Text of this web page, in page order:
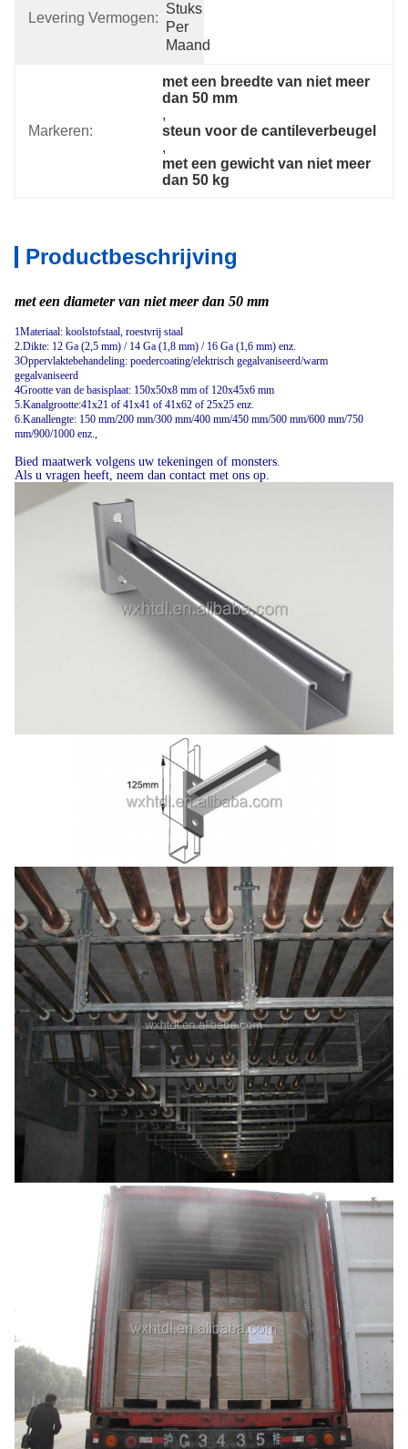
Levering Vermogen:
Stuks
Per
Maand
Markeren:
met een breedte van niet meer
dan 50 mm
,
steun voor de cantileverbeugel
,
met een gewicht van niet meer
dan 50 kg
Productbeschrijving
met een diameter van niet meer dan 50 mm
1Materiaal: koolstofstaal, roestvrij staal
2.Dikte: 12 Ga (2,5 mm) / 14 Ga (1,8 mm) / 16 Ga (1,6 mm) enz.
3Oppervlaktebehandeling: poedercoating/elektrisch gegalvaniseerd/warm
gegalvaniseerd
4Grootte van de basisplaat: 150x50x8 mm of 120x45x6 mm
5.Kanalgrootte:41x21 of 41x41 of 41x62 of 25x25 enz.
6.Kanallengte: 150 mm/200 mm/300 mm/400 mm/450 mm/500 mm/600 mm/750
mm/900/1000 enz.,
Bied maatwerk volgens uw tekeningen of monsters.
Als u vragen heeft, neem dan contact met ons op.